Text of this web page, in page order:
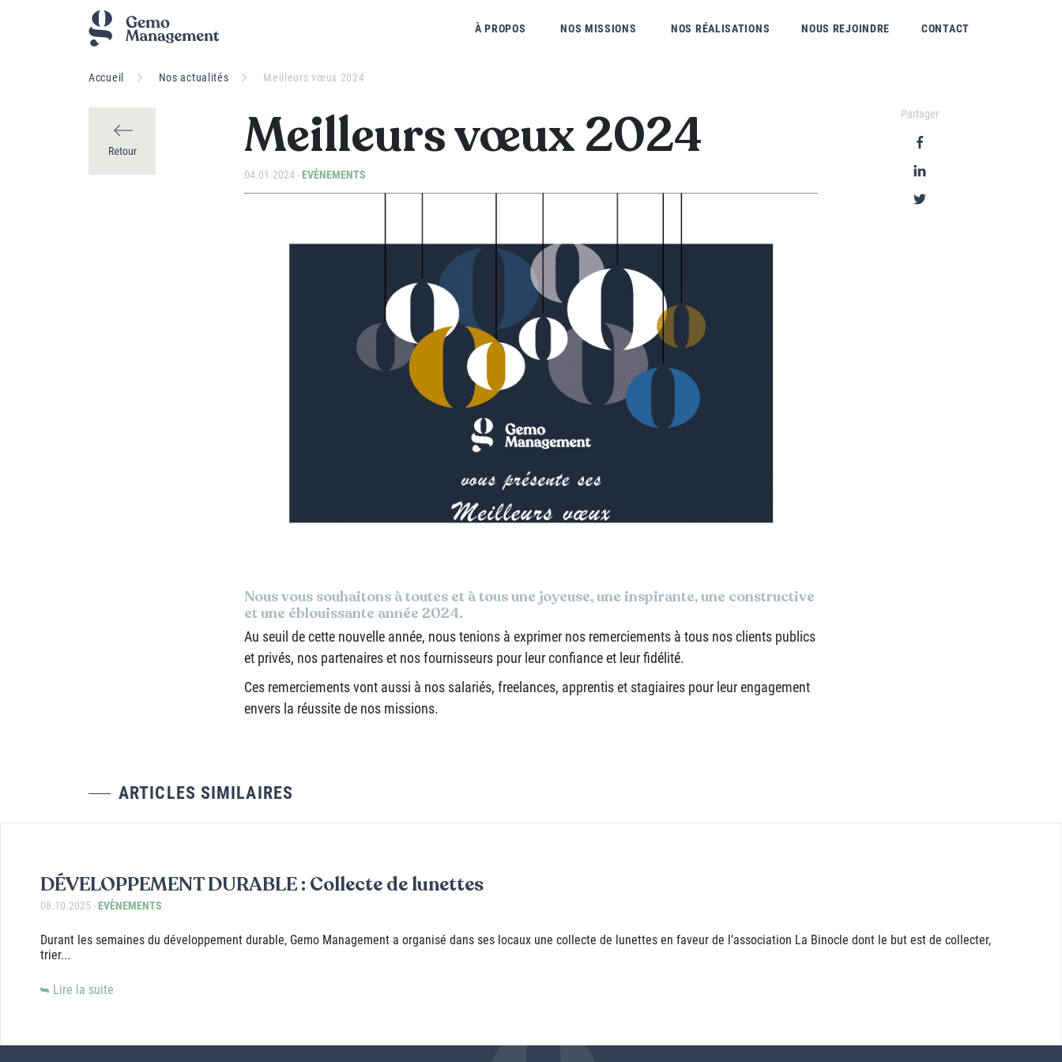
À PROPOS NOS MISSIONS NOS RÉALISATIONS NOUS REJOINDRE CONTACT
Accueil Nos actualités Meilleurs vœux 2024
Meilleurs vœux 2024
04.01.2024 -EVÈNEMENTS
Nous vous souhaitons à toutes et à tous une joyeuse, une inspirante, une constructive
et une éblouissante année 2024.
Au seuil de cette nouvelle année, nous tenions à exprimer nos remerciements à tous nos clients publics
et privés, nos partenaires et nos fournisseurs pour leur confiance et leur fidélité.
Ces remerciements vont aussi à nos salariés, freelances, apprentis et stagiaires pour leur engagement
envers la réussite de nos missions.
Partager
ARTICLES SIMILAIRES
DÉVELOPPEMENT DURABLE : Collecte de lunettes
08.10.2025 -EVÈNEMENTS
Durant les semaines du développement durable, Gemo Management a organisé dans ses locaux une collecte de lunettes en faveur de l’association La Binocle dont le but est de collecter,
trier...
Lire la suite